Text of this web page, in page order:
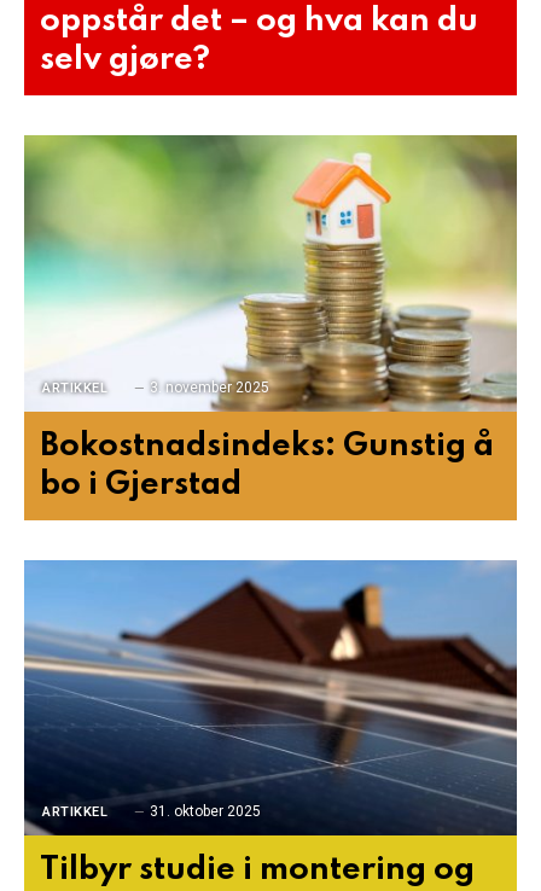
oppstår det – og hva kan du
selv gjøre?
ARTIKKEL 3. november 2025
Bokostnadsindeks: Gunstig å
bo i Gjerstad
ARTIKKEL 31. oktober 2025
Tilbyr studie i montering og